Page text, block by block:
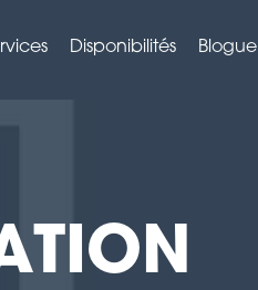
Disponibilités Blogue